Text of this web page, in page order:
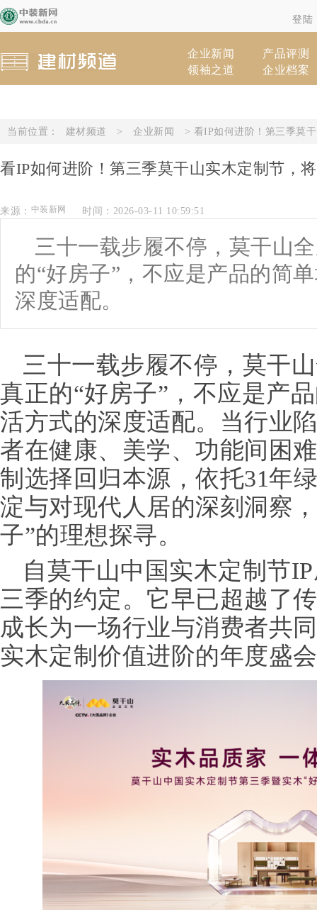
登陆
企业新闻
产品评测
领袖之道
企业档案
当前位置： 建材频道 > 企业新闻 > 看IP如何进阶！第三季莫
看IP如何进阶！第三季莫干山实木定制节，
三十一载步履不停，莫干山
的“好房子”，不应是产品的简
深度适配。
三十一载步履不停，莫干
真正的“好房子”，不应是产
活方式的深度适配。当行业
者在健康、美学、功能间困
制选择回归本源，依托31年
淀与对现代人居的深刻洞察
子”的理想探寻。
自莫干山中国实木定制节
三季的约定。它早已超越了
成长为一场行业与消费者共
实木定制价值进阶的年度盛